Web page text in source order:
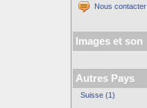
Nous contacter
Images et son
Autres Pays
Suisse (1)